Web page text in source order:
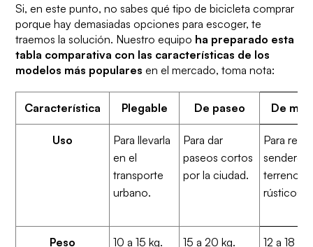
Si, en este punto, no sabes qué tipo de bicicleta comprar
porque hay demasiadas opciones para escoger, te
traemos la solución. Nuestro equipo ha preparado esta
tabla comparativa con las características de los
modelos más populares en el mercado, toma nota:
Característica Plegable De paseo De
Uso
Para llevarla
en el
transporte
urbano.
Para dar
paseos cortos
por la ciudad.
Para
senderos
terrenos
rústicos.
Peso 10 a 15 kg. 15 a 20 kg. 12 a 18 kg.